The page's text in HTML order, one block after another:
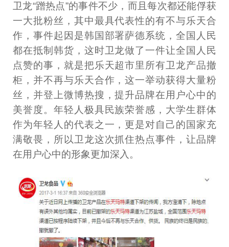
卫龙“蹭热点”的事件不少，而且每次都还能俘获
一大批粉丝，其中最具代表性的有不与乐天合
作，事件起因是韩国部署萨德系统，全国人民
都在抵制韩货，这时卫龙做了一件让全国人民
点赞的事，就是把乐天超市里所有卫龙产品撤
柜，并不再与乐天合作，这一举动获得大量粉
丝，并登上微博热搜，提升品牌在用户心中的
美誉度。年轻人极具民族荣誉感，大学生群体
作为年轻人的代表之一，更是对自己的国家充
满敬畏，所以卫龙这次抓住热点事件，让品牌
在用户心中的形象更加深入。